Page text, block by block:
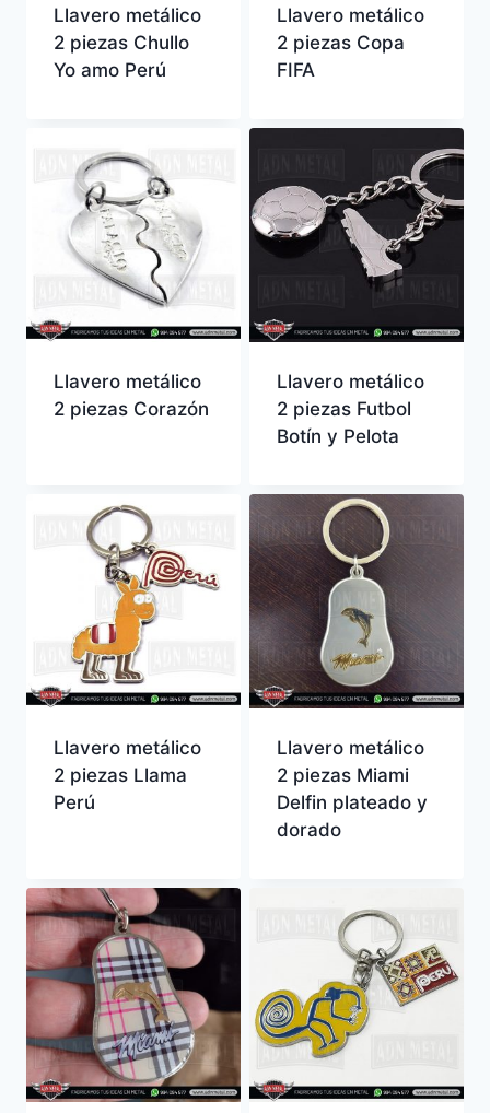
Llavero metálico
2 piezas Chullo
Yo amo Perú
Llavero metálico
2 piezas Copa
FIFA
Llavero metálico
2 piezas Corazón
Llavero metálico
2 piezas Futbol
Botín y Pelota
Llavero metálico
2 piezas Llama
Perú
Llavero metálico
2 piezas Miami
Delfin plateado y
dorado